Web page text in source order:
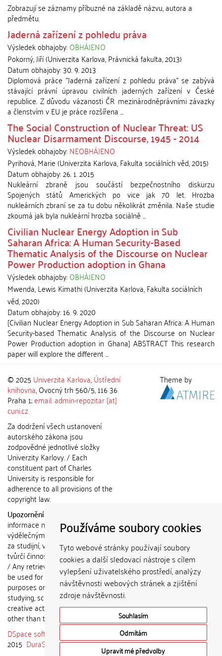
Používáme soubory cookies
Tyto webové stránky používají soubory
cookies a další sledovací nástroje s cílem
vylepšení uživatelského prostředí, analýzy
návštěvnosti webových stránek a zjištění
zdroje návštěvnosti.
Souhlasím
Odmítám
Upravit mé předvolby
Zobrazují se záznamy příbuzné na základě názvu, autora a
předmětu.
Jaderná zařízení z pohledu práva
Výsledek obhajoby:OBHÁJENO
Pokorný, Jiří(Univerzita Karlova, Právnická fakulta,2013)
Datum obhajoby:30. 9. 2013
Diplomová práce "Jaderná zařízení z pohledu práva" se zabývá
stávající právní úpravou civilních jaderných zařízení v České
republice. Z důvodu vázanosti ČR mezinárodněprávními závazky
a členstvím v EU je práce rozšířena ...
The Social Construction of Nuclear Threat: US
Nuclear Disarmament Discourse, 1945 - 2014
Výsledek obhajoby:NEOBHÁJENO
Pyrihová, Marie(Univerzita Karlova, Fakulta sociálních věd,2015)
Datum obhajoby:26. 1. 2015
Nukleární zbraně jsou součástí bezpečnostního diskurzu
Spojených států Amerických po vice jak 70 let. Hrozba
nukleárních zbraní se za tu dobu několikrát změnila. Naše studie
zkoumá jak byla nukleární hrozba sociálně ...
Civilian Nuclear Energy Adoption in Sub
Saharan Africa: A Human Security-Based
Thematic Analysis of the Discourse on Nuclear
Power Production adoption in Ghana
Výsledek obhajoby:OBHÁJENO
Mwenda, Lewis Kimathi(Univerzita Karlova, Fakulta sociálních
věd,2020)
Datum obhajoby:16. 9. 2020
[Civilian Nuclear Energy Adoption in Sub Saharan Africa: A Human
Security-based Thematic Analysis of the Discourse on Nuclear
Power Production adoption in Ghana] ABSTRACT This research
paper will explore the different ...
© 2025 Univerzita Karlova,Ústřední
knihovna, Ovocný trh 560/5, 116 36
Praha 1;email: admin-repozitar [at]
cuni.cz
Za dodržení všech ustanovení
autorského zákona jsou
zodpovědné jednotlivé složky
Univerzity Karlovy. / Each
constituent part of Charles
University is responsible for
adherence to all provisions of the
copyright law.
Upozornění / Notice:
informace nemohou být použity k
výdělečným účelům nebo vydávány
za studijní, vědeckou nebo jinou
tvůrčí činnost jiné osoby než autora.
/ Any retrieved information shall not
be used for any commercial
purposes or claimed as results of
studying, scientific or any other
creative activities of any person
other than the author.
DSpace software
copyright © 2002-
2015 DuraSpace
Theme by